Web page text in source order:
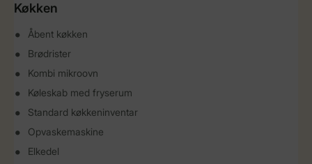
Køkken
Åbent køkken
Brødrister
Kombi mikroovn
Køleskab med fryserum
Standard køkkeninventar
Opvaskemaskine
Elkedel